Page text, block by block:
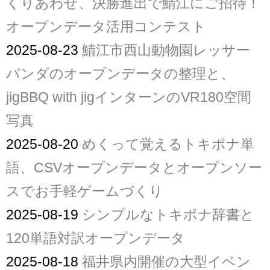
オープンデータ活用コンテスト
2025-08-23 鯖江市西山動物園レッサー
パンダのオープンデータの整理と、
jigBBQ with jigインターンのVR180空間
写真
2025-08-20 めくって覚えるトキポナ単
語、CSVオープンデータとオープンソー
スでお手軽ゲームづくり
2025-08-19 シンプルなトキポナ辞書と
120単語対訳オープンデータ
2025-08-18 福井県内開催の大型イベン